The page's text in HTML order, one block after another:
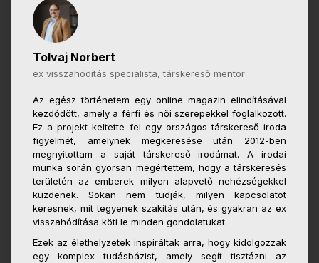
Tolvaj Norbert
ex visszahódítás specialista, társkereső mentor
Az egész történetem egy online magazin elindításával
kezdődött, amely a férfi és női szerepekkel foglalkozott.
Ez a projekt keltette fel egy országos társkereső iroda
figyelmét, amelynek megkeresése után 2012-ben
megnyitottam a saját társkereső irodámat. A irodai
munka során gyorsan megértettem, hogy a társkeresés
területén az emberek milyen alapvető nehézségekkel
küzdenek. Sokan nem tudják, milyen kapcsolatot
keresnek, mit tegyenek szakítás után, és gyakran az ex
visszahódítása köti le minden gondolatukat.
Ezek az élethelyzetek inspiráltak arra, hogy kidolgozzak
egy komplex tudásbázist, amely segít tisztázni az